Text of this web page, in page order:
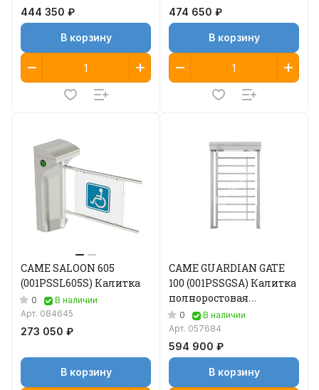
444 350 ₽
В корзину
474 650 ₽
В корзину
CAME SALOON 605
(001PSSL605S) Калитка
0
В наличии
Арт. 084645
273 050 ₽
В корзину
CAME GUARDIAN GATE
100 (001PSSGSA) Калитка
полноростовая
моторизованная
0
В наличии
Арт. 057684
594 900 ₽
В корзину